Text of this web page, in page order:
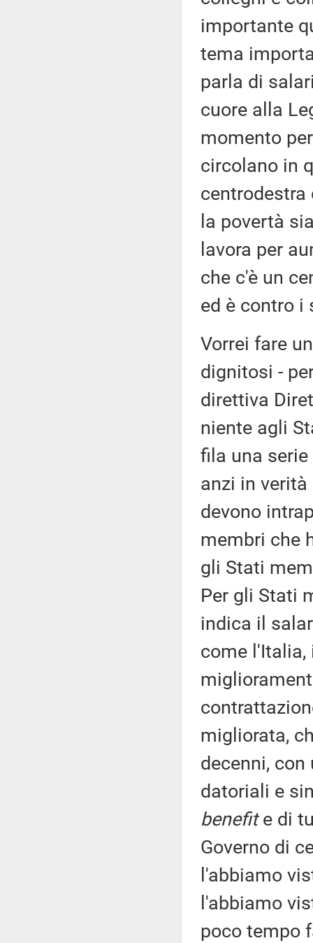
importante
tema
parla di
cuore alla
momento
circolano in
centrodestra
la povertà
lavora per
che c'è un
ed è contro i
Vorrei fare
dignitosi -
direttiva
niente agli
fila una
anzi in
devono
membri che
gli Stati
Per gli Stati
indica il
come l'Italia,
migliorata,
decenni,
datoriali e
benefite di
Governo di
l'abbiamo
l'abbiamo
poco tempo